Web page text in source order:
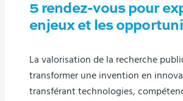
5 rendez-vous pour
enjeux et les
La valorisation de la recherche
transformer une invention en
transférant technologies,